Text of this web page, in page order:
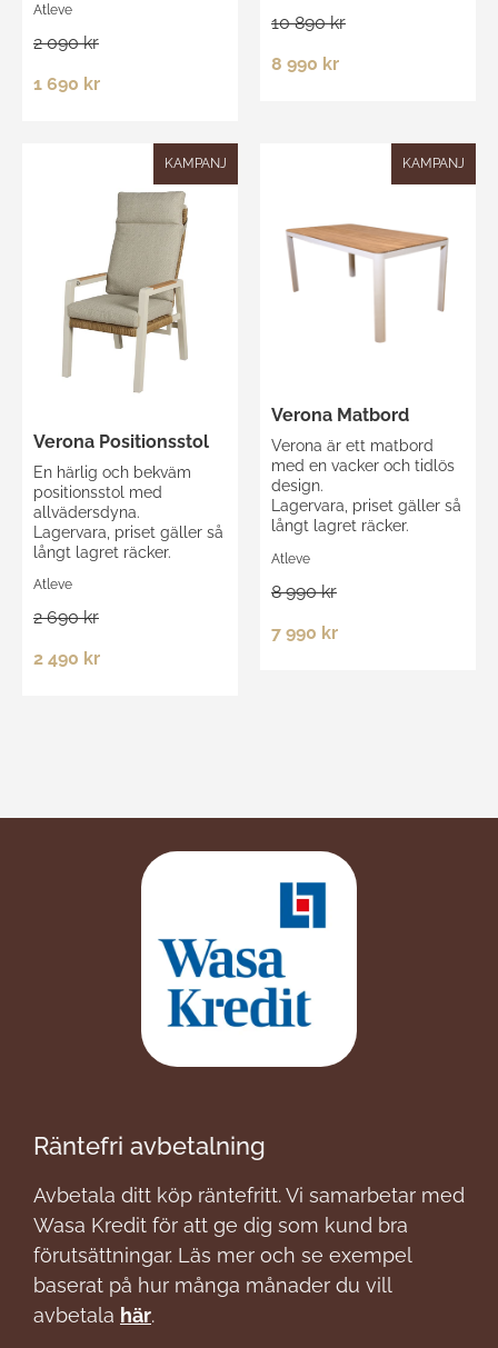
Atleve
2 090 kr
1 690 kr
10 890 kr
8 990 kr
KAMPANJ
Verona Positionsstol
En härlig och bekväm
positionsstol med
allvädersdyna.
Lagervara, priset gäller så
långt lagret räcker.
Atleve
2 690 kr
2 490 kr
KAMPANJ
Verona Matbord
Verona är ett matbord
med en vacker och tidlös
design.
Lagervara, priset gäller så
långt lagret räcker.
Atleve
8 990 kr
7 990 kr
Räntefri avbetalning
Avbetala ditt köp räntefritt. Vi samarbetar med
Wasa Kredit för att ge dig som kund bra
förutsättningar. Läs mer och se exempel
baserat på hur många månader du vill
avbetala här.